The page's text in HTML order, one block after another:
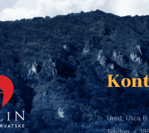
Ured: Ulica